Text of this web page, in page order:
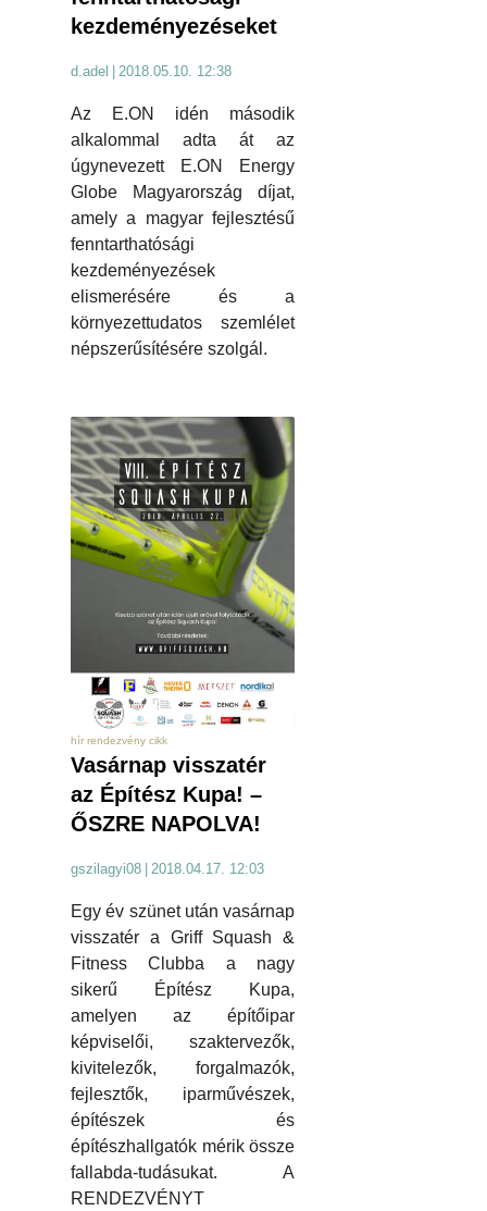
kezdeményezéseket
d.adel | 2018.05.10. 12:38
Az E.ON idén második
alkalommal adta át az
úgynevezett E.ON Energy
Globe Magyarország díjat,
amely a magyar fejlesztésű
fenntarthatósági
kezdeményezések
elismerésére és a
környezettudatos szemlélet
népszerűsítésére szolgál.
hír rendezvény cikk
Vasárnap visszatér
az Építész Kupa! –
ŐSZRE NAPOLVA!
gszilagyi08 2018.04.17. 12:03
Egy év szünet után vasárnap
visszatér a Griff Squash &
Fitness Clubba a nagy
sikerű Építész Kupa,
amelyen az építőipar
képviselői, szaktervezők,
kivitelezők, forgalmazók,
fejlesztők, iparművészek,
építészek és
építészhallgatók mérik össze
fallabda-tudásukat. A
RENDEZVÉNYT